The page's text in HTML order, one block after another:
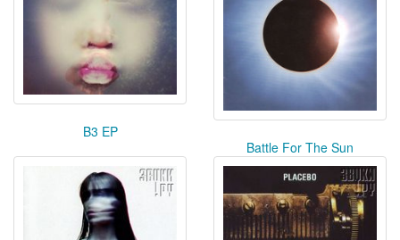
B3 EP
Battle For The Sun